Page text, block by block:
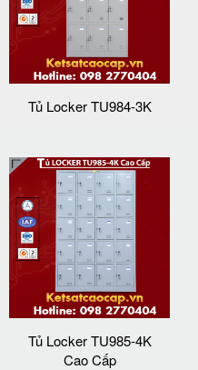
Tủ Locker TU984-3K
Tủ Locker TU985-4K
Cao Cấp